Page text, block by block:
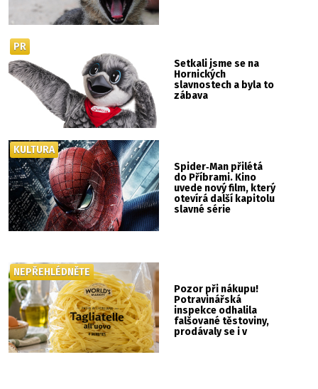
Setkali jsme se na
Hornických
slavnostech a byla to
zábava
PR
Spider‑Man přilétá
do Příbrami. Kino
uvede nový film, který
otevírá další kapitolu
slavné série
KULTURA
Pozor při nákupu!
Potravinářská
inspekce odhalila
falšované těstoviny,
prodávaly se i v
NEPŘEHLÉDNĚTE